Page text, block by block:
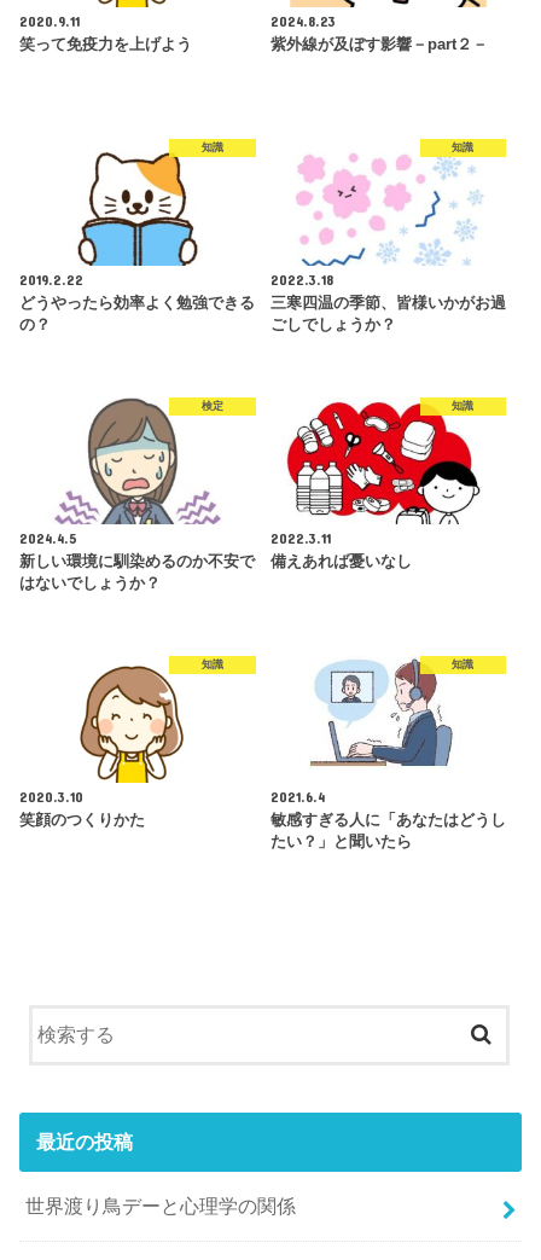
2020.9.11
笑って免疫力を上げよう
2024.8.23
紫外線が及ぼす影響－part２－
知識
2019.2.22
どうやったら効率よく勉強できる
の？
知識
2022.3.18
三寒四温の季節、皆様いかがお過
ごしでしょうか？
検定
2024.4.5
新しい環境に馴染めるのか不安で
はないでしょうか？
知識
2022.3.11
備えあれば憂いなし
知識
2020.3.10
笑顔のつくりかた
知識
2021.6.4
敏感すぎる人に「あなたはどうし
たい？」と聞いたら
最近の投稿
世界渡り鳥デーと心理学の関係